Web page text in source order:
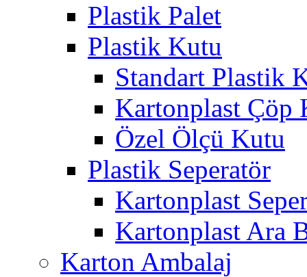
Plastik Palet
Plastik Kutu
Standart Plastik
Kartonplast Çöp
Özel Ölçü Kutu
Plastik Seperatör
Kartonplast
Kartonplast Ara
Karton Ambalaj